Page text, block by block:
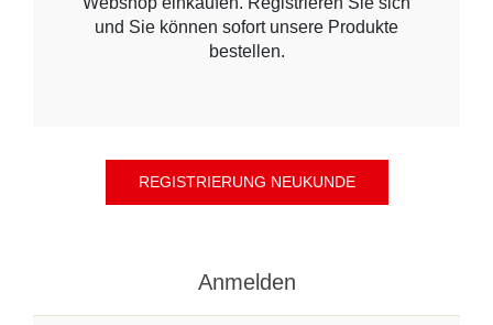
und Sie können sofort unsere Produkte
bestellen.
Anmelden